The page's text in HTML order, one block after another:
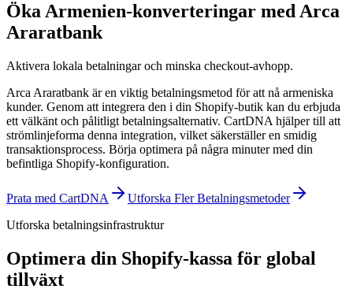
Öka Armenien-konverteringar med Arca
Araratbank
Aktivera lokala betalningar och minska checkout-avhopp.
Arca Araratbank är en viktig betalningsmetod för att nå armeniska
kunder. Genom att integrera den i din Shopify-butik kan du erbjuda
ett välkänt och pålitligt betalningsalternativ. CartDNA hjälper till att
strömlinjeforma denna integration, vilket säkerställer en smidig
transaktionsprocess. Börja optimera på några minuter med din
befintliga Shopify-konfiguration.
Prata med CartDNA
Utforska Fler Betalningsmetoder
Utforska betalningsinfrastruktur
Optimera din Shopify-kassa för global
tillväxt